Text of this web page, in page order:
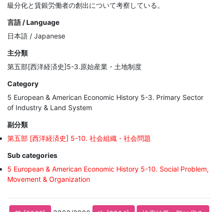
級分化と賃銀労働者の創出について考察している。
言語 / Language
日本語 / Japanese
主分類
第五部[西洋経済史]5-3.原始産業・土地制度
Category
5 European & American Economic History 5-3. Primary Sector
of Industry & Land System
副分類
第五部 [西洋経済史] 5-10. 社会組織・社会問題
Sub categories
5 European & American Economic History 5-10. Social Problem,
Movement & Organization